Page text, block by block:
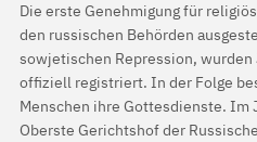
Die erste Genehmigung für
den russischen Behörden
sowjetischen Repression, wurden
offiziell registriert. In der Folge
Menschen ihre Gottesdienste. Im
Oberste Gerichtshof der